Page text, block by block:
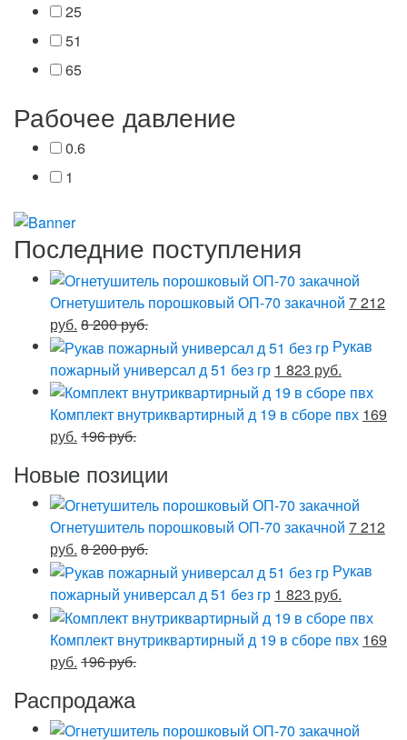
25
51
65
Рабочее давление
0.6
1
Последние поступления
Огнетушитель порошковый ОП-70 закачной 7 212
руб. 8 200 руб.
Рукав
пожарный универсал д 51 без гр 1 823 руб.
Комплект внутриквартирный д 19 в сборе пвх 169
руб. 196 руб.
Новые позиции
Огнетушитель порошковый ОП-70 закачной 7 212
руб. 8 200 руб.
Рукав
пожарный универсал д 51 без гр 1 823 руб.
Комплект внутриквартирный д 19 в сборе пвх 169
руб. 196 руб.
Распродажа